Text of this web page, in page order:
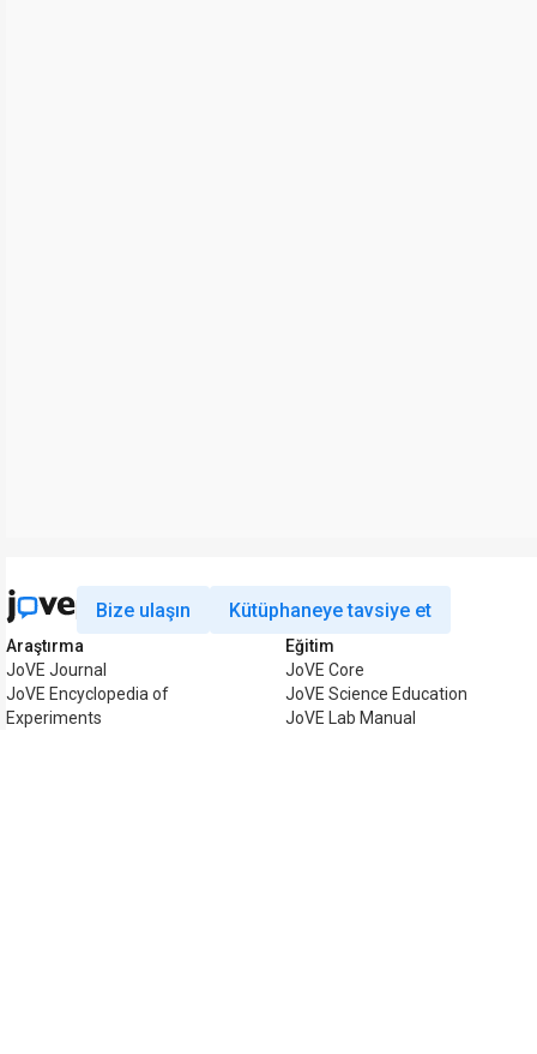
Bize ulaşın Kütüphaneye tavsiye et
Araştırma
JoVE Journal
JoVE Encyclopedia of
Experiments
Eğitim
JoVE Core
JoVE Science Education
JoVE Lab Manual